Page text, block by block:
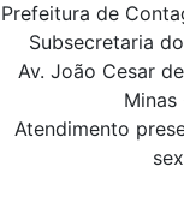
Prefeitura de
Subsecretaria
Av. João Cesar
Minas
Atendimento